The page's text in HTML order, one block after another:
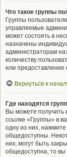
Что такое группы
Группы
управляемые
может состоять в
назначены
администраторам
количеству
или
Вернуться к
Где находятся
Вы можете получить
ссылке «Группы» в
одну из них,
общедоступны.
них, могут быть
общедоступна, то вы